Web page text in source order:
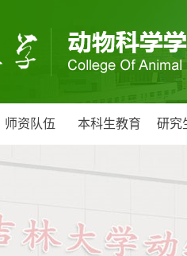
师资队伍 本科生教育 研究